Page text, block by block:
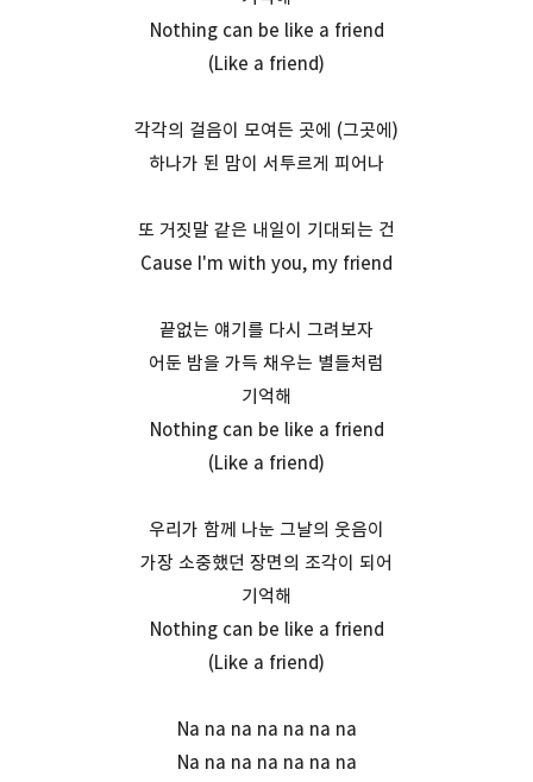
Nothing can be like a friend
(Like a friend)
각각의 걸음이 모여든 곳에 (그곳에)
하나가 된 맘이 서투르게 피어나
또 거짓말 같은 내일이 기대되는 건
Cause I'm with you, my friend
끝없는 얘기를 다시 그려보자
어둔 밤을 가득 채우는 별들처럼
기억해
Nothing can be like a friend
(Like a friend)
우리가 함께 나눈 그날의 웃음이
가장 소중했던 장면의 조각이 되어
기억해
Nothing can be like a friend
(Like a friend)
Na na na na na na na
Na na na na na na na